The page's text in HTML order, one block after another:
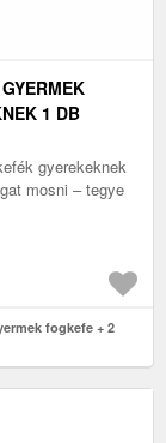
1 DB
gyerekeknek
mosni – tegye
fogkefe + 2